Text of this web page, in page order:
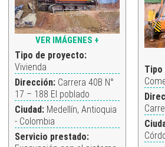
VER IMÁGENES +
Tipo de proyecto:
Vivienda
Dirección: Carrera 40B N°
17 – 188 El poblado
Ciudad: Medellín, Antioquia
- Colombia
Servicio prestado: